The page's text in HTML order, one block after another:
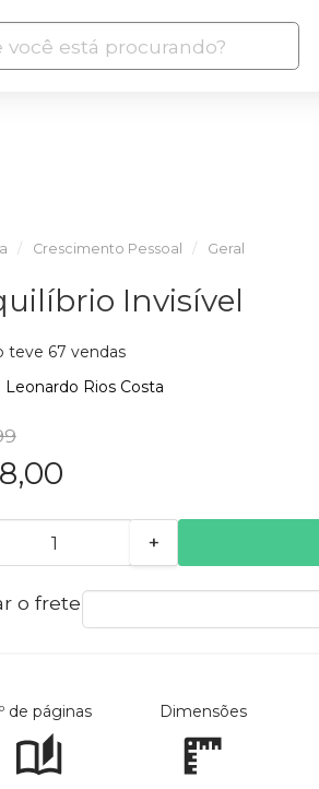
Crescimento Pessoal Geral
Invisível
teve 67 vendas
Leonardo Rios Costa
+
o frete
de páginas Dimensões